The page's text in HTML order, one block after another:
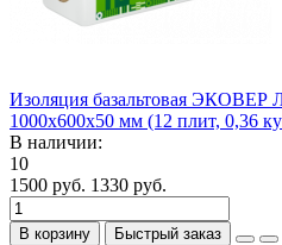
Изоляция базальтовая
1000x600x50 мм (12 плит, 0,36
В наличии:
10
1500 руб. 1330 руб.
В корзину Быстрый заказ